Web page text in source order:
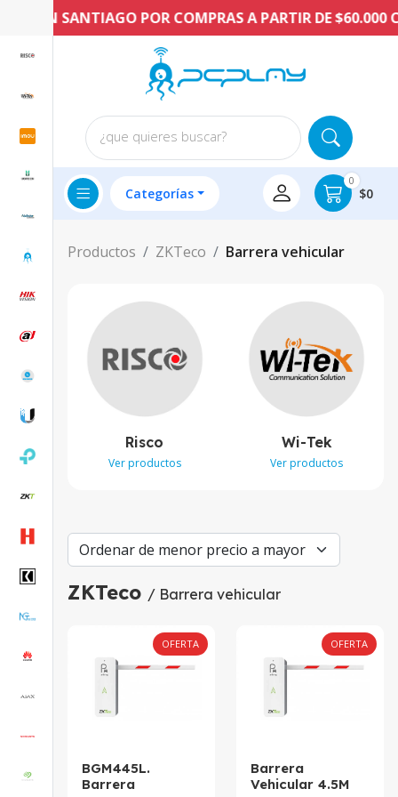
EN SANTIAGO POR COMPRAS A PARTIR DE $60.000 CLP
¿que quieres buscar?
Categorías
0
$0
Productos ZKTeco Barrera vehicular
Risco
Ver productos
Wi-Tek
Ver productos
ZKTeco / Barrera vehicular
OFERTA
BGM445L.
Barrera
OFERTA
Barrera
Vehicular 4.5M